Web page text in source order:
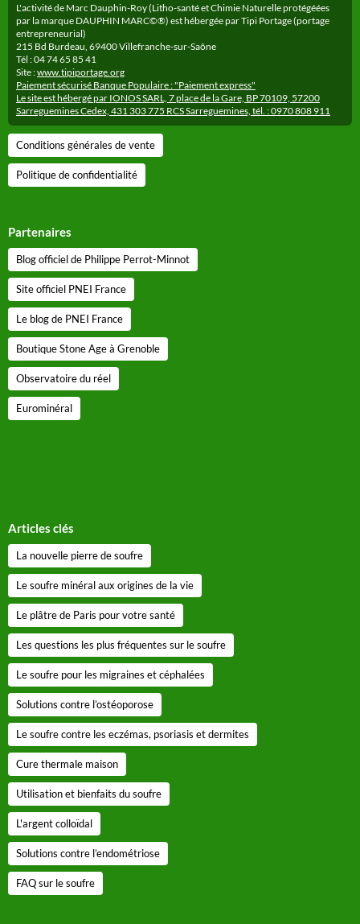
L'activité de Marc Dauphin-Roy (Litho-santé et Chimie Naturelle protégéées
par la marque DAUPHIN MARC©®) est hébergée par Tipi Portage (portage
entrepreneurial)
215 Bd Burdeau, 69400 Villefranche-sur-Saône
Tél : 04 74 65 85 41
Site :www.tipiportage.org
Paiement sécurisé Banque Populaire : "Paiement express"
Le site est hébergé par IONOS SARL, 7 place de la Gare, BP 70109, 57200
Sarreguemines Cedex, 431 303 775 RCS Sarreguemines, tél. : 0970 808 911
Conditions générales de vente
Politique de confidentialité
Partenaires
Blog officiel de Philippe Perrot-Minnot
Site officiel PNEI France
Le blog de PNEI France
Boutique Stone Age à Grenoble
Observatoire du réel
Eurominéral
Articles clés
La nouvelle pierre de soufre
Le soufre minéral aux origines de la vie
Le plâtre de Paris pour votre santé
Les questions les plus fréquentes sur le soufre
Le soufre pour les migraines et céphalées
Solutions contre l’ostéoporose
Le soufre contre les eczémas, psoriasis et dermites
Cure thermale maison
Utilisation et bienfaits du soufre
L'argent colloïdal
Solutions contre l’endométriose
FAQ sur le soufre